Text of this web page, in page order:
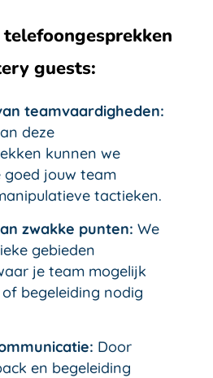
guests:
teamvaardigheden:
deze
kunnen we
goed jouw team
tactieken.
zwakke punten: We
gebieden
je team mogelijk
begeleiding nodig
Door
en begeleiding